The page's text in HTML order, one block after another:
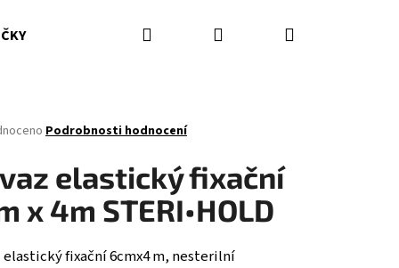
HASICÍ PŘÍSTROJE DOPLŇKY
Hledat PřihlášeníNákupní
Podrobnosti hodnocení
elastický fixační
x 4m STERI•HOLD
elastický fixační 6cmx4 m, nesterilní